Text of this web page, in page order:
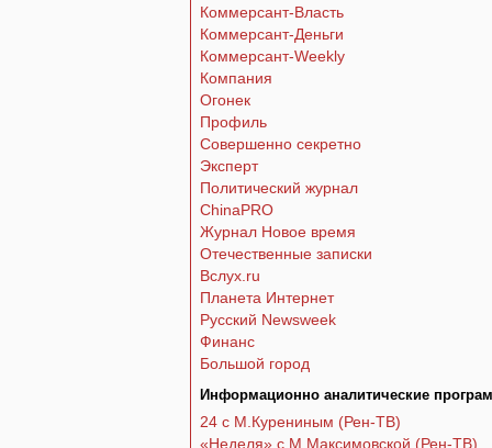
Коммерсант-Власть
Коммерсант-Деньги
Коммерсант-Weekly
Компания
Огонек
Профиль
Совершенно секретно
Эксперт
Политический журнал
ChinaPRO
Журнал Новое время
Отечественные записки
Вслух.ru
Планета Интернет
Русский Newsweek
Финанс
Большой город
Информационно аналитические
24 с М.Курениным (Рен-ТВ)
«Неделя» с М.Максимовской (Рен-ТВ)